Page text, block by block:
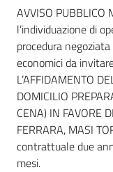
Seguici
su
Dati del
AVVISO PUBBLICO
l’individuazione di
procedura
economici da
L’AFFIDAMENTO
DOMICILIO
CENA) IN FAVORE
FERRARA, MASI
contrattuale due
mesi.